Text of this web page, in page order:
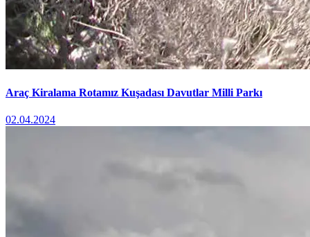
Araç Kiralama Rotamız Kuşadası Davutlar Milli Parkı
02.04.2024